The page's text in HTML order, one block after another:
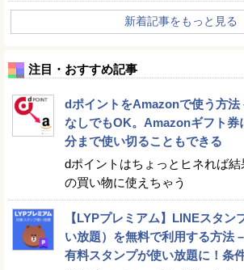
新着記事をもっと見る
注目・おすすめ記事
dポイントをAmazonで使う方法
なしでもOK。Amazonギフト券
分まで使い切ることもできる
dポイントはちょっとヒネれば
の買い物に使えちゃう
【LYPプレミアム】LINEスタン
い放題）を無料で利用する方法
有料スタンプが使い放題に！条